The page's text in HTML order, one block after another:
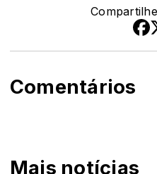
Comentários
Mais notícias